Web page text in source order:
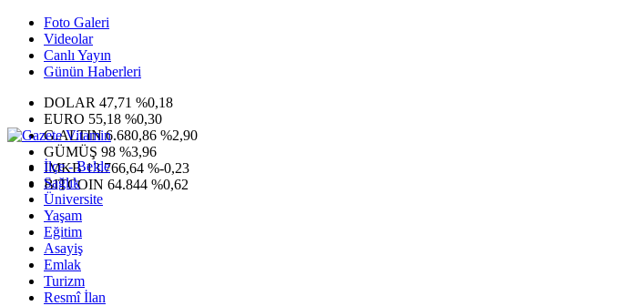
Foto Galeri
Videolar
Canlı Yayın
Günün Haberleri
DOLAR 47,71 %0,18
EURO 55,18 %0,30
G.ALTIN6.680,86 %2,90
GÜMÜŞ 98 %3,96
IMKB13.766,64 %-0,23
BITCOIN 64.844 %0,62
İlçe - Belde
Sağlık
Üniversite
Yaşam
Eğitim
Asayiş
Emlak
Turizm
Resmî İlan